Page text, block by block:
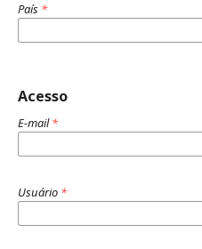
País *
Acesso
E-mail*
Usuário *